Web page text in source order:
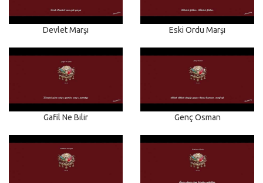
Devlet Marşı Eski Ordu Marşı
Gafil Ne Bilir Genç Osman